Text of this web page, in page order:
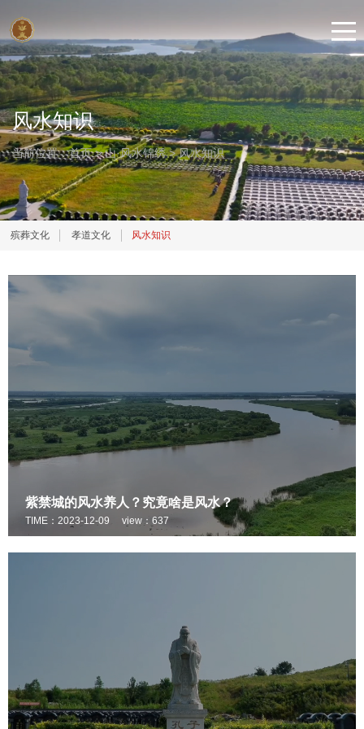
风水知识
当前位置：首页>山·风水锦绣>风水知识
殡葬文化 孝道文化 风水知识
紫禁城的风水养人？究竟啥是风水？
TIME：2023-12-09 view：637